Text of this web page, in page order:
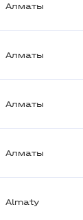
Алматы
Алматы
Алматы
Алматы
Almaty